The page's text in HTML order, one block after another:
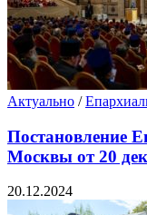
Актуально /
Постановление
Москвы от 20
20.12.2024